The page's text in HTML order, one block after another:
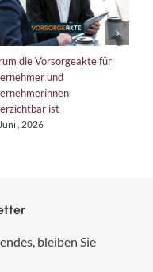
die Vorsorgeakte für
und
ist
, 2026
bleiben Sie